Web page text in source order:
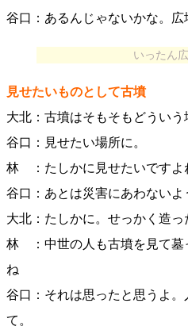
谷口：あるんじゃないかな。広
いったん
見せたいものとして古墳
大北：古墳はそもそもどういう
谷口：見せたい場所に。
林 ：たしかに見せたいですよ
谷口：あとは災害にあわない
大北：たしかに。せっかく造っ
林 ：中世の人も古墳を見て墓
ね
谷口：それは思ったと思うよ
て。